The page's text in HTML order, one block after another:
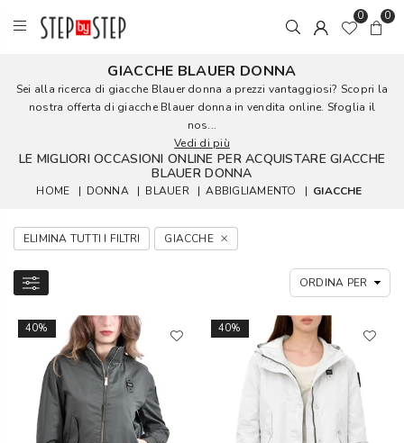
0 0
GIACCHE BLAUER DONNA
Sei alla ricerca di giacche Blauer donna a prezzi vantaggiosi? Scopri la
nostra offerta di giacche Blauer donna in vendita online. Sfoglia il
nos...
Vedi di più
LE MIGLIORI OCCASIONI ONLINE PER ACQUISTARE GIACCHE
BLAUER DONNA
HOME | DONNA | BLAUER | ABBIGLIAMENTO | GIACCHE
ELIMINA TUTTI I FILTRI GIACCHE
40% 40%